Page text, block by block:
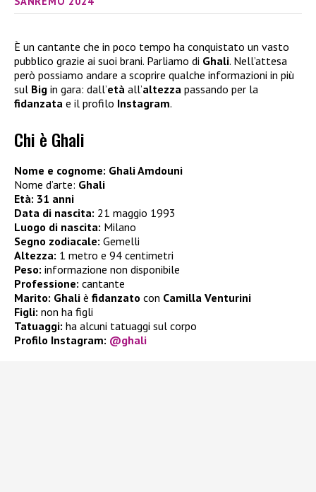
È un cantante che in poco tempo ha conquistato un vasto
pubblico grazie ai suoi brani. Parliamo di Ghali. Nell’attesa
però possiamo andare a scoprire qualche informazioni in più
sul Big in gara: dall’età all’altezza passando per la
fidanzata e il profilo Instagram.
Chi è Ghali
Nome e cognome: Ghali Amdouni
Nome d’arte: Ghali
Età: 31 anni
Data di nascita: 21 maggio 1993
Luogo di nascita: Milano
Segno zodiacale: Gemelli
Altezza: 1 metro e 94 centimetri
Peso: informazione non disponibile
Professione: cantante
Marito: Ghali è fidanzato con Camilla Venturini
Figli: non ha figli
Tatuaggi: ha alcuni tatuaggi sul corpo
Profilo Instagram: @ghali